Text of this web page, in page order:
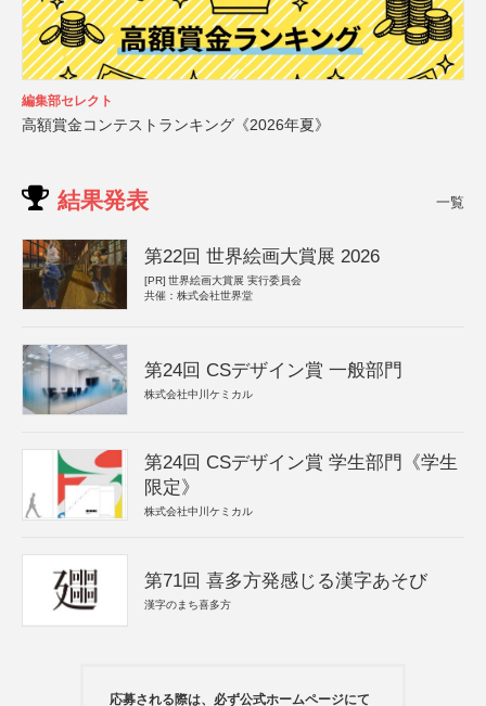
編集部セレクト
高額賞金コンテストランキング《2026年夏》
結果発表 一覧
第22回 世界絵画大賞展 2026
[PR] 世界絵画大賞展 実行委員会
共催：株式会社世界堂
第24回 CSデザイン賞 一般部門
株式会社中川ケミカル
第24回 CSデザイン賞 学生部門《学生
限定》
株式会社中川ケミカル
第71回 喜多方発感じる漢字あそび
漢字のまち喜多方
応募される際は、必ず公式ホームページにて